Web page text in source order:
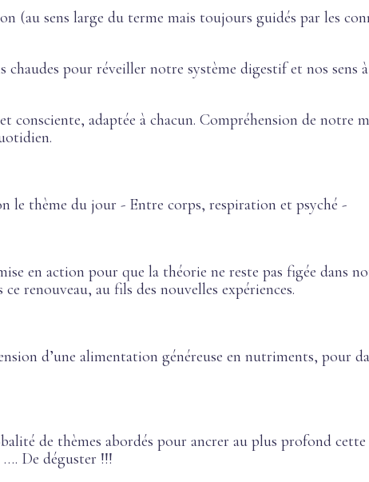
(au sens large du terme mais toujours guidés par les
chaudes pour réveiller notre système digestif et nos sens
consciente, adaptée à chacun. Compréhension de notre
le thème du jour - Entre corps, respiration et psyché -
en action pour que la théorie ne reste pas figée dans
renouveau, au fils des nouvelles expériences.
d’une alimentation généreuse en nutriments, pour
de thèmes abordés pour ancrer au plus profond
De déguster !!!